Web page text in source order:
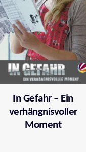
In Gefahr – Ein
verhängnisvoller
Moment